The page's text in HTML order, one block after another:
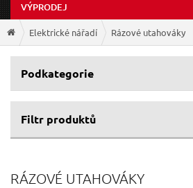
VÝPRODEJ
Elektrické nářadí Rázové utahováky
Podkategorie
Filtr produktů
Výrobce
RÁZOVÉ UTAHOVÁKY